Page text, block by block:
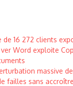
16 272 clients
Word exploite
massive
failles sans